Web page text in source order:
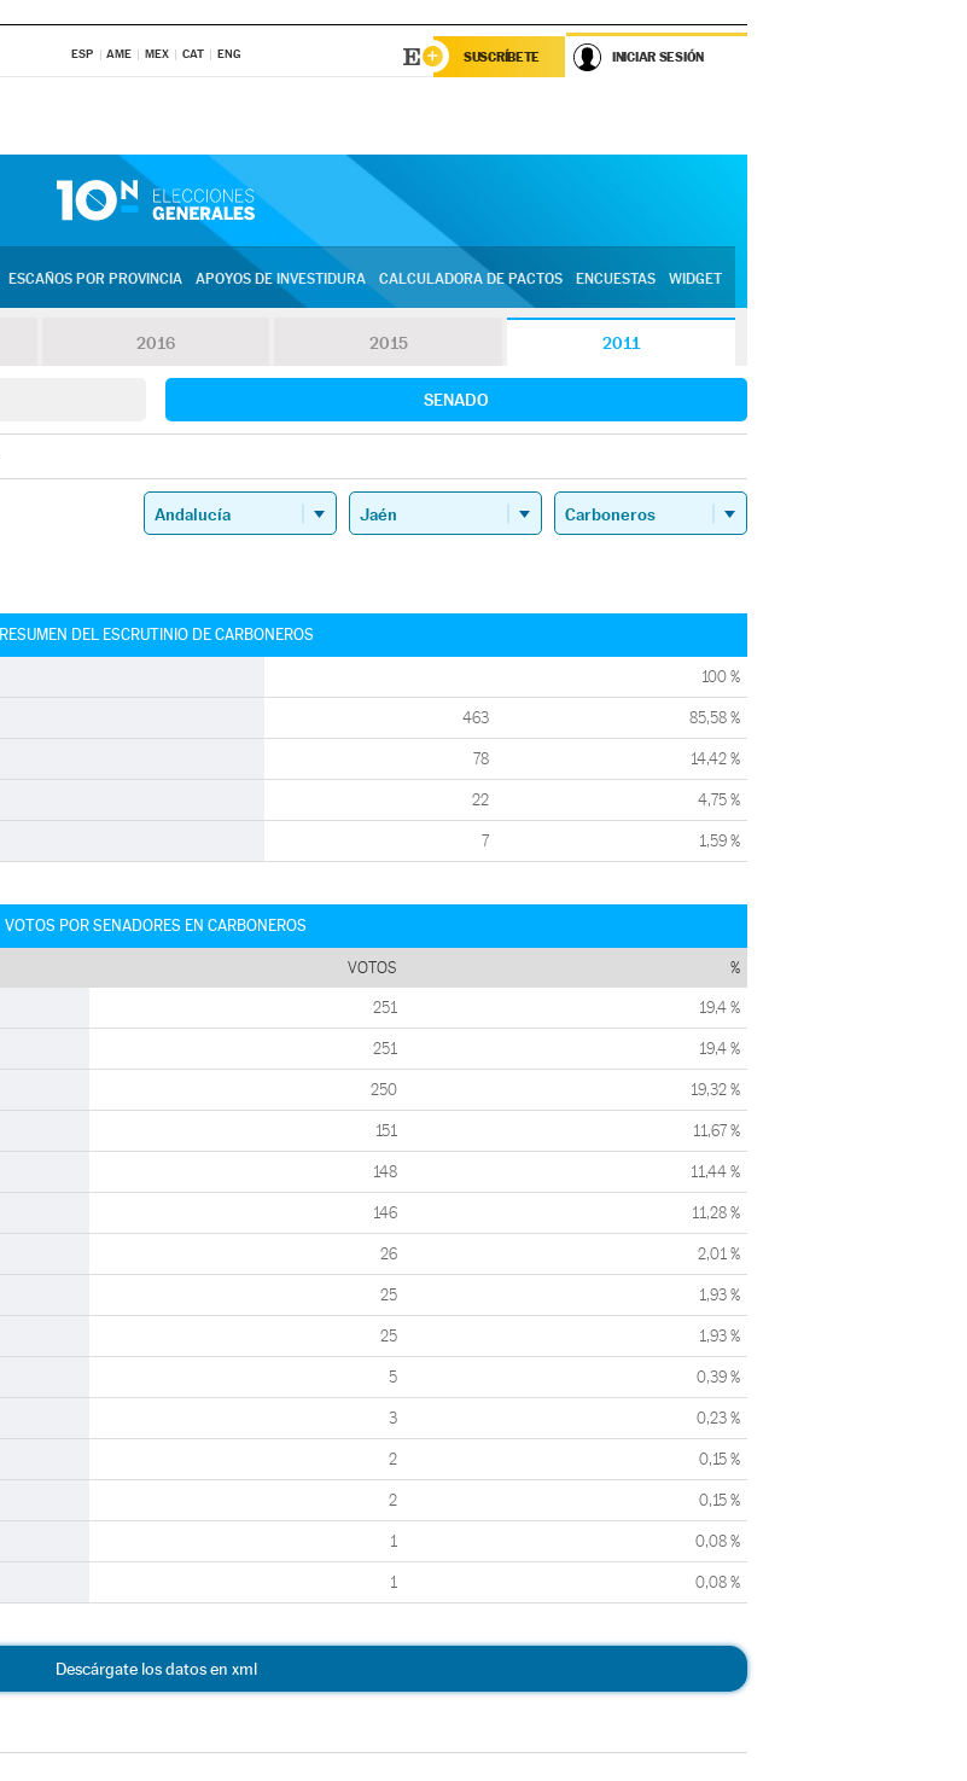
ESP AME MEX CAT ENG SUSCRÍBETE INICIAR SESIÓN
ESCAÑOS POR PROVINCIA APOYOS DE INVESTIDURA CALCULADORA DE PACTOS ENCUESTAS WIDGET
2016 2015 2011
SENADO
RESUMEN DEL ESCRUTINIO DE CARBONEROS
100 %
463 85,58 %
78 14,42 %
22 4,75 %
7 1,59 %
VOTOS POR SENADORES EN CARBONEROS
VOTOS %
251 19,4 %
251 19,4 %
250 19,32 %
151 11,67 %
148 11,44 %
146 11,28 %
26 2,01 %
25 1,93 %
25 1,93 %
5 0,39 %
3 0,23 %
2 0,15 %
2 0,15 %
1 0,08 %
1 0,08 %
Descárgate los datos en xml